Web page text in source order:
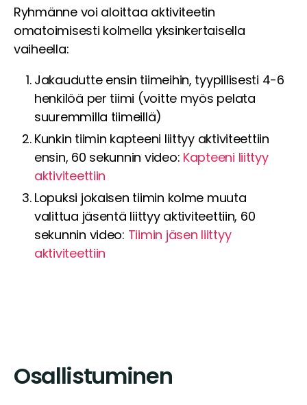
Ryhmänne voi aloittaa aktiviteetin
omatoimisesti kolmella yksinkertaisella
vaiheella:
Jakaudutte ensin tiimeihin, tyypillisesti 4-6
henkilöä per tiimi (voitte myös pelata
suuremmilla tiimeillä)
Kunkin tiimin kapteeni liittyy aktiviteettiin
ensin, 60 sekunnin video: Kapteeni liittyy
aktiviteettiin
Lopuksi jokaisen tiimin kolme muuta
valittua jäsentä liittyy aktiviteettiin, 60
sekunnin video: Tiimin jäsen liittyy
aktiviteettiin
Osallistuminen